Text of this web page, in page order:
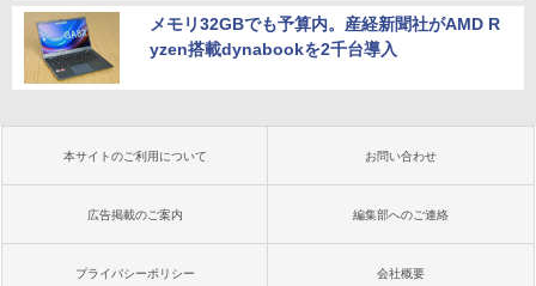
メモリ32GBでも予算内。産経新聞社がAMD R
yzen搭載dynabookを2千台導入
本サイトのご利用について お問い合わせ
広告掲載のご案内 編集部へのご連絡
プライバシーポリシー 会社概要